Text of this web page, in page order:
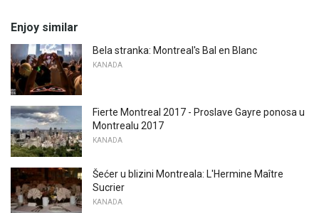
Enjoy similar
Bela stranka: Montreal's Bal en Blanc
KANADA
Fierte Montreal 2017 - Proslave Gayre ponosa u
Montrealu 2017
KANADA
Šećer u blizini Montreala: L'Hermine Maître
Sucrier
KANADA